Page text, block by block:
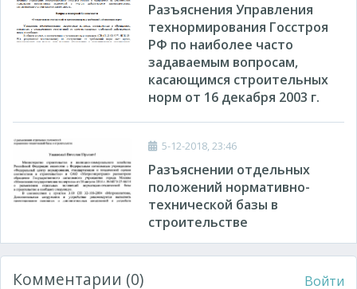
Разъяснения Управления
технормирования Госстроя
РФ по наиболее часто
задаваемым вопросам,
касающимся строительных
норм от 16 декабря 2003 г.
5-12-2018, 23:46
Разъяснении отдельных
положений нормативно-
технической базы в
строительстве
Комментарии (0) Войти